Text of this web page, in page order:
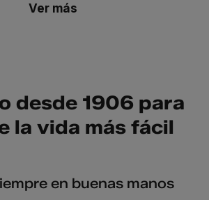
Ver más
desde 1906 para
la vida más fácil
en buenas manos